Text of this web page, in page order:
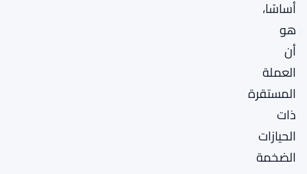
أساسًا،
هو
أن
العملة
المستقرة
ذات
الحيازات
الضخمة